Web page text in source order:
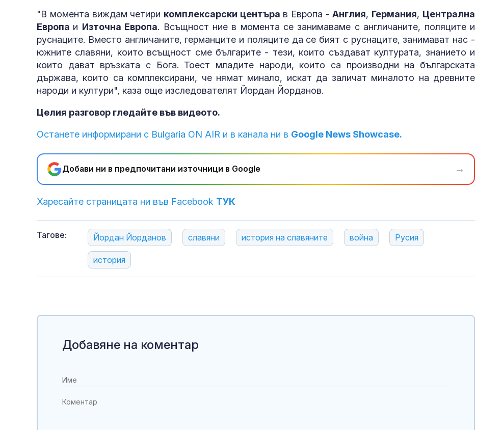
"В момента виждам четири комплексарски центъра в Европа -Англия, Германия, Централна
Европа и Източна Европа. Всъщност ние в момента се занимаваме с англичаните, поляците и
руснаците. Вместо англичаните, германците и поляците да се бият с руснаците, занимават нас -
южните славяни, които всъщност сме българите - тези, които създават културата, знанието и
които дават връзката с Бога. Тоест младите народи, които са производни на българската
държава, които са комплексирани, че нямат минало, искат да заличат миналото на древните
народи и култури", каза още изследователят Йордан Йорданов.
Целия разговор гледайте във видеото.
Останете информирани с Bulgaria ON AIR и в канала ни в Google News Showcase.
Добави ни в предпочитани източници в Google →
Харесайте страницата ни във Facebook ТУК
Тагове: Йордан Йорданов славяни история на славяните война Русия
история
Полицаи спипаха над
350 кг канабис в
местност в петричко
село
Йотова за Стефан
Цанев: Творчеството
му вдъхновява
(ВИДЕО)
Добавяне на коментар